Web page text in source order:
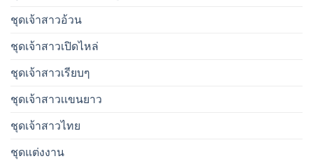
ชุดเจ้าสาวอ้วน
ชุดเจ้าสาวเปิดไหล่
ชุดเจ้าสาวเรียบๆ
ชุดเจ้าสาวเเขนยาว
ชุดเจ้าสาวไทย
ชุดแต่งงาน